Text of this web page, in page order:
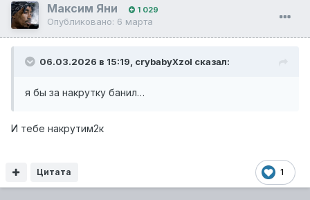
Максим Яни 1 029
Опубликовано: 6 марта
06.03.2026 в 15:19, crybabyXzol сказал:
я бы за накрутку банил…
И тебе накрутим2к
1
Цитата